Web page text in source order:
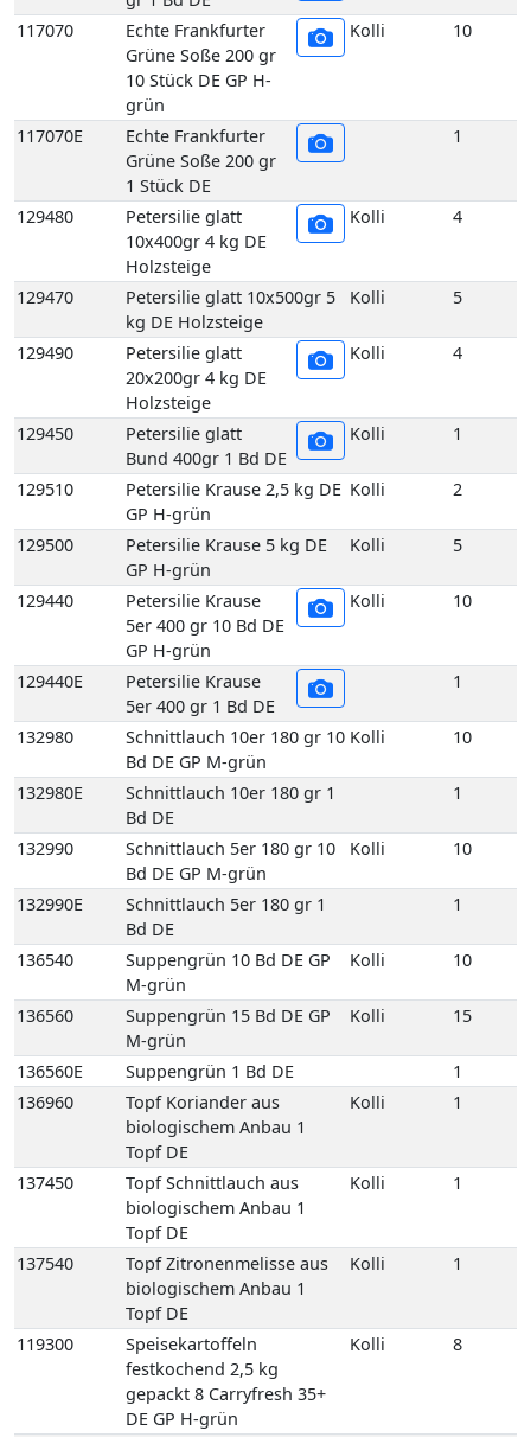
117070
Echte Frankfurter
Grüne Soße 200 gr
10 Stück DE GP H-
grün
Kolli 10
117070E
Echte Frankfurter
Grüne Soße 200 gr
1 Stück DE
1
129480
Petersilie glatt
10x400gr 4 kg DE
Holzsteige
Kolli 4
129470
Petersilie glatt 10x500gr 5
kg DE Holzsteige
Kolli 5
129490
Petersilie glatt
20x200gr 4 kg DE
Holzsteige
Kolli 4
129450
Petersilie glatt
Bund 400gr 1 Bd DE
Kolli 1
129510
Petersilie Krause 2,5 kg DE
GP H-grün
Kolli 2
129500
Petersilie Krause 5 kg DE
GP H-grün
Kolli 5
129440
Petersilie Krause
5er 400 gr 10 Bd DE
GP H-grün
Kolli 10
129440E
Petersilie Krause
5er 400 gr 1 Bd DE
1
132980
Schnittlauch 10er 180 gr 10
Bd DE GP M-grün
Kolli 10
132980E
Schnittlauch 10er 180 gr 1
Bd DE
1
132990
Schnittlauch 5er 180 gr 10
Bd DE GP M-grün
Kolli 10
132990E
Schnittlauch 5er 180 gr 1
Bd DE
1
136540
Suppengrün 10 Bd DE GP
M-grün
Kolli 10
136560
Suppengrün 15 Bd DE GP
M-grün
Kolli 15
136560E Suppengrün 1 Bd DE
1
136960
Topf Koriander aus
biologischem Anbau 1
Topf DE
Kolli 1
137450
Topf Schnittlauch aus
biologischem Anbau 1
Topf DE
Kolli 1
137540
Topf Zitronenmelisse aus
biologischem Anbau 1
Topf DE
Kolli 1
119300
Speisekartoffeln
festkochend 2,5 kg
gepackt 8 Carryfresh 35+
DE GP H-grün
Kolli 8